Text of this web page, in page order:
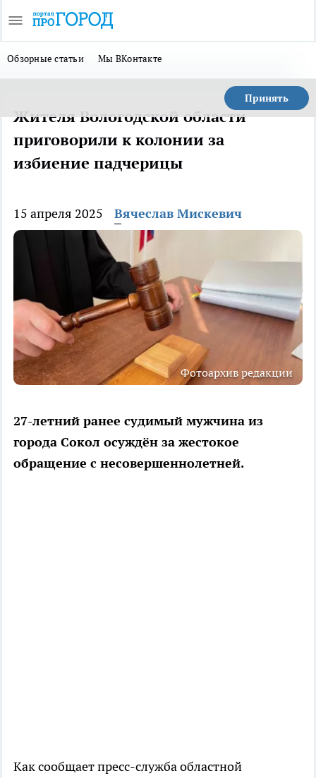
Обзорные статьи Мы ВКонтакте
Принять
Жителя Вологодской области
приговорили к колонии за
избиение падчерицы
15 апреля 2025 Вячеслав Мискевич
Фотоархив редакции
27-летний ранее судимый мужчина из
города Сокол осуждён за жестокое
обращение с несовершеннолетней.
Как сообщает пресс-служба областной